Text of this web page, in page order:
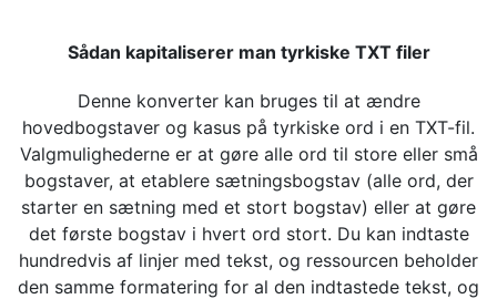
Sådan kapitaliserer man tyrkiske TXT filer
Denne konverter kan bruges til at ændre
hovedbogstaver og kasus på tyrkiske ord i en TXT-fil.
Valgmulighederne er at gøre alle ord til store eller små
bogstaver, at etablere sætningsbogstav (alle ord, der
starter en sætning med et stort bogstav) eller at gøre
det første bogstav i hvert ord stort. Du kan indtaste
hundredvis af linjer med tekst, og ressourcen beholder
den samme formatering for al den indtastede tekst, og